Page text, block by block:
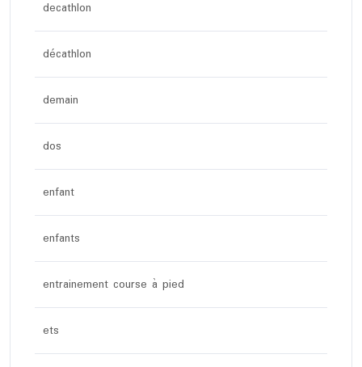
decathlon
décathlon
demain
dos
enfant
enfants
entrainement course à pied
ets